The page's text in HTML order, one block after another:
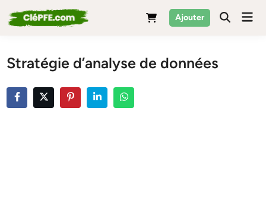
to
Ajouter
Stratégie d’analyse de données